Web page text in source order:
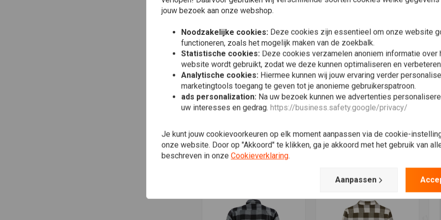
korte mouwen
€40,95
Zinfandel
€40,68
jouw bezoek aan onze webshop.
Noodzakelijke cookies: Deze cookies zijn essentieel om onze website
functioneren, zoals het mogelijk maken van de zoekbalk.
Statistische cookies: Deze cookies verzamelen anoniem informatie over
website wordt gebruikt, zodat we deze kunnen optimaliseren en
Analytische cookies: Hiermee kunnen wij jouw ervaring verder
marketingtools toegang te geven tot je anonieme gebruikerspatroon.
ads personalization: Na uw bezoek kunnen we advertenties
uw interesses en gedrag. https://business.safety.google/privacy/
Je kunt jouw cookievoorkeuren op elk moment aanpassen via de cookie-
onze website. Door op "Akkoord" te klikken, ga je akkoord met het gebruik van
beschreven in onze Cookieverklaring.
Aanpassen